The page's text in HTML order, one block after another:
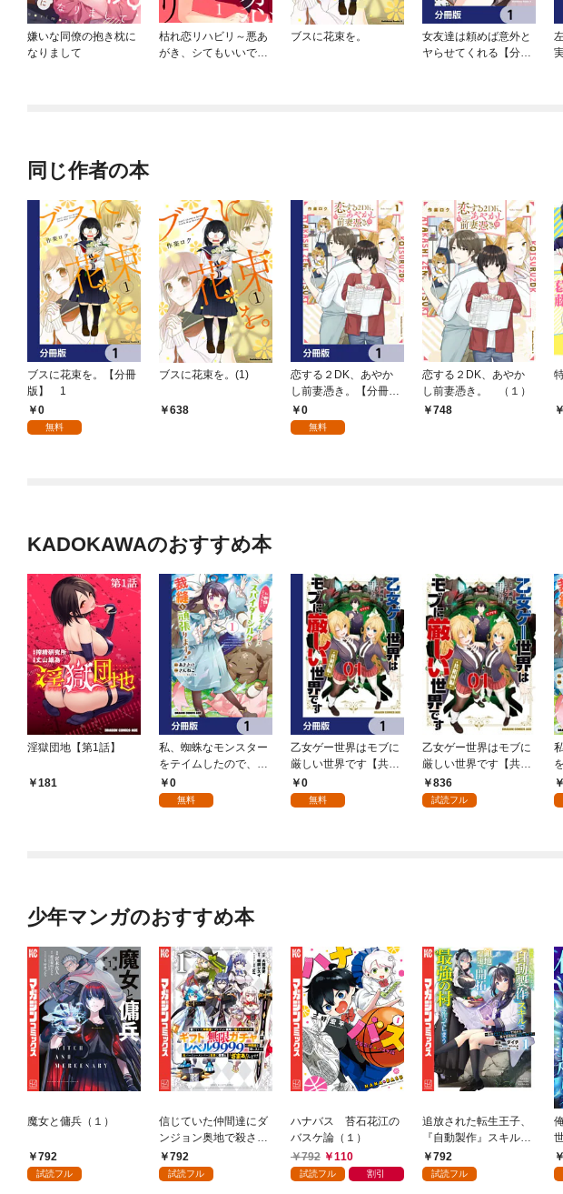
嫌いな同僚の抱き枕に
なりまして
枯れ恋リハビリ～悪あ
がき、シてもいいです
ブスに花束を。
女友達は頼めば意外と
ヤらせてくれる【分冊
同じ作者の本
ブスに花束を。【分冊
版】 1
0
無料
ブスに花束を。(1)
638
恋する２DK、あやか
し前妻憑き。【分冊
版】 1
0
無料
恋する２DK、あやか
し前妻憑き。 （１）
748
KADOKAWAのおすすめ本
淫獄団地【第1話】
181
私、蜘蛛なモンスター
をテイムしたので、ス
パイダーシルクで裁縫
を頑張ります！【分冊
0
無料
乙女ゲー世界はモブに
厳しい世界です【共和
国編】【分冊版】 1
0
無料
乙女ゲー世界はモブに
厳しい世界です【共和
国編】 ０１
836
試読フル
少年マンガのおすすめ本
魔女と傭兵（１）
792
試読フル
信じていた仲間達にダ
ンジョン奥地で殺され
かけたがギフト『無限
ガチャ』でレベル９９
792
試読フル
ハナバス 苔石花江の
バスケ論（１）
792
110
試読フル 割引
追放された転生王子、
『自動製作』スキルで
領地を爆速で開拓し最
強の村を作ってしまう
792
試読フル